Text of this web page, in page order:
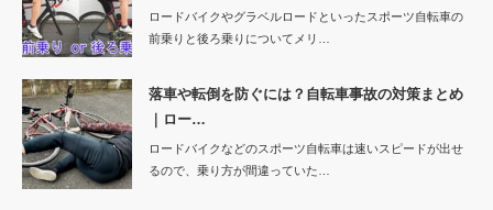
ロードバイクやグラベルロードといったスポーツ自転車の
前乗りと後ろ乗りについてメリ…
落車や転倒を防ぐには？自転車事故の対策まとめ
｜ロー…
ロードバイクなどのスポーツ自転車は速いスピードが出せ
るので、乗り方が間違っていた…